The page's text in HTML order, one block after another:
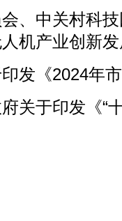
、中关村科
机产业创新
发《2024年
关于印发《“